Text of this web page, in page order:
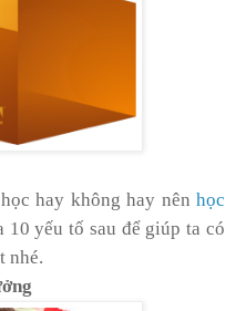
hay không hay nên học
10 yếu tố sau để giúp ta có
nhé.